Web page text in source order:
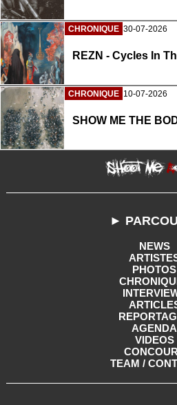
CHRONIQUE 30-07-2026
REZN - Cycles In
CHRONIQUE 10-07-2026
SHOW ME THE
►
NEWS
PHOTOS
AGENDA
VIDEOS
TEAM /